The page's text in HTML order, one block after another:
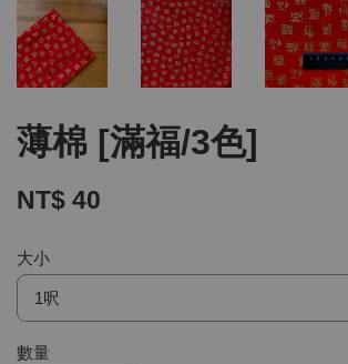
薄棉 [滿福/3色]
NT$ 40
大小
數量